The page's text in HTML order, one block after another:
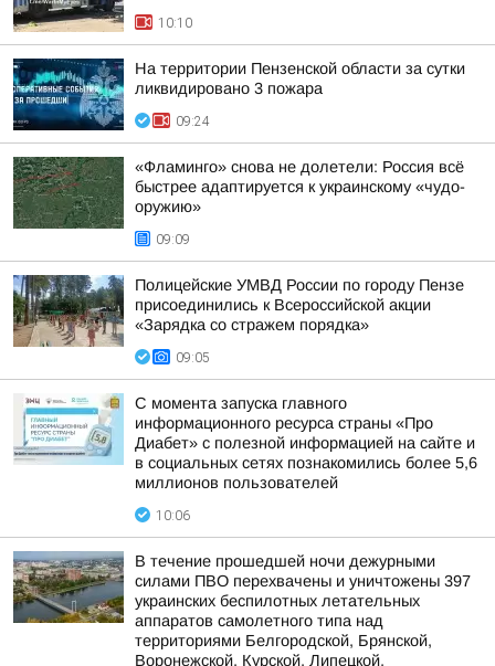
10:10
На территории Пензенской области за сутки
ликвидировано 3 пожара
09:24
«Фламинго» снова не долетели: Россия всё
быстрее адаптируется к украинскому «чудо-
оружию»
09:09
Полицейские УМВД России по городу Пензе
присоединились к Всероссийской акции
«Зарядка со стражем порядка»
09:05
С момента запуска главного
информационного ресурса страны «Про
Диабет» с полезной информацией на сайте и
в социальных сетях познакомились более 5,6
миллионов пользователей
10:06
В течение прошедшей ночи дежурными
силами ПВО перехвачены и уничтожены 397
украинских беспилотных летательных
аппаратов самолетного типа над
территориями Белгородской, Брянской,
Воронежской, Курской, Липецкой,